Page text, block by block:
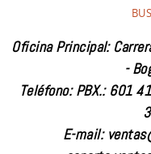
Oficina Principal:
-
Teléfono: PBX.: 601
E-mail: